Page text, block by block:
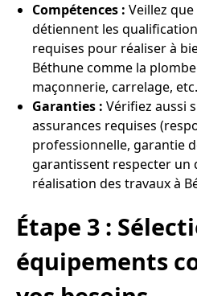
Compétences : Veillez
détiennent les
requises pour réaliser à
Béthune comme la
maçonnerie, carrelage, etc.
Garanties : Vérifiez aussi
assurances requises
professionnelle, garantie
garantissent respecter un
réalisation des travaux à
Étape 3 :
équipements